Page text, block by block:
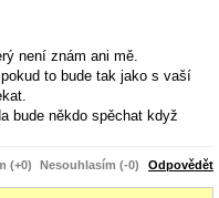
není znám ani mě.
to bude tak jako s vaší
bude někdo spěchat když
(+0) Nesouhlasím (-0) Odpovědět